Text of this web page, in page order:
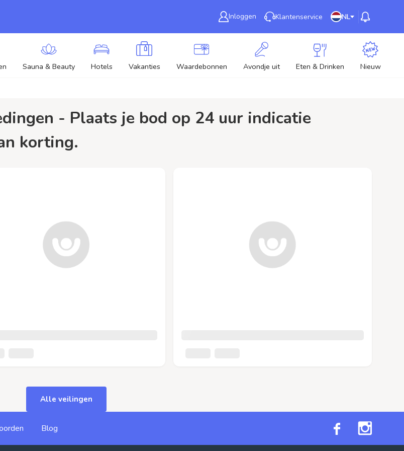
Inloggen Klantenservice NL
Sauna & Beauty Hotels Vakanties Waardebonnen Avondje uit Eten & Drinken Nieuw
korting.
Alle veilingen
Blog